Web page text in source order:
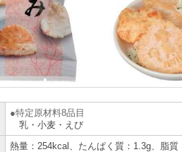
特定原材料8品目
乳・小麦・えび
熱量：254kcal、たんぱく質：1.3g、脂